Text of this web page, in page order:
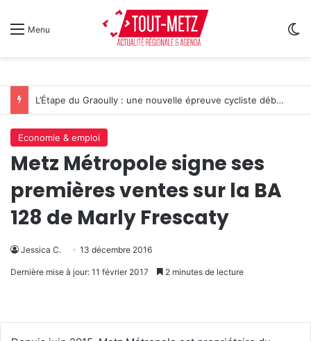
Menu
L’Étape du Graoully : une nouvelle épreuve cycliste débarque à Metz
Economie & emploi
Metz Métropole signe ses
premières ventes sur la BA
128 de Marly Frescaty
Jessica C. 13 décembre 2016
Dernière mise à jour: 11 février 2017 2 minutes de lecture